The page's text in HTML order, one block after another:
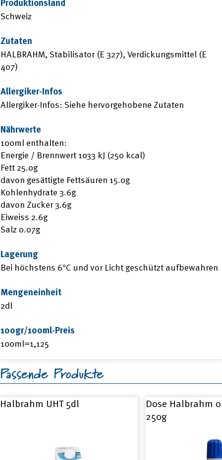
Produktionsland
Schweiz
Zutaten
HALBRAHM, Stabilisator (E 327), Verdickungsmittel (E
407)
Allergiker-Infos
Allergiker-Infos: Siehe hervorgehobene Zutaten
Nährwerte
100ml enthalten:
Energie / Brennwert 1033 kJ (250 kcal)
Fett 25.0g
davon gesättigte Fettsäuren 15.0g
Kohlenhydrate 3.6g
davon Zucker 3.6g
Eiweiss 2.6g
Salz 0.07g
Lagerung
Bei höchstens 6°C und vor Licht geschützt aufbewahren
Mengeneinheit
2dl
100gr/100ml-Preis
100ml=1,125
Passende Produkte
Halbrahm UHT 5dl
Dose Halbrahm
250g